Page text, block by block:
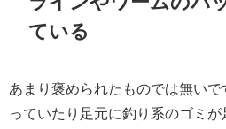
ている
あまり褒められたものでは無い
っていたり足元に釣り系のゴミ